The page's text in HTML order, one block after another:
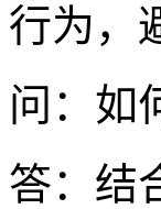
行为，
问：如
答：结